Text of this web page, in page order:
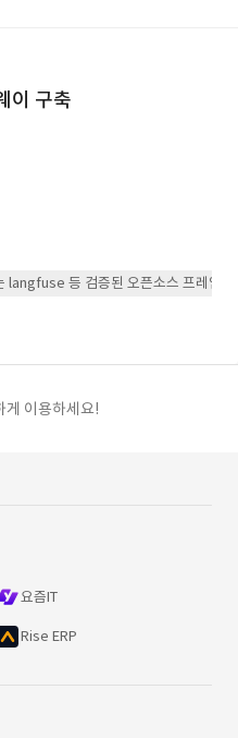
이 구축
등 검증된 오픈소스 프레임워
게 이용하세요!
요즘IT
Rise ERP